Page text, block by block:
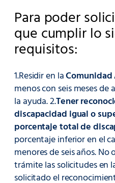
Para poder
que cumplir lo
requisitos:
1.Residir en laComunidad
menos con seis meses
la ayuda. 2.Tener
discapacidad igual o
porcentaje total de
porcentaje inferior en el
menores de seis años.
trámite las solicitudes en
solicitado el